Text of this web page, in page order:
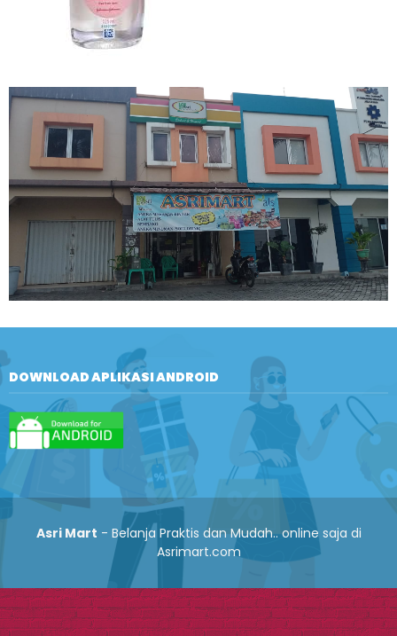
DOWNLOAD APLIKASI ANDROID
Asri Mart - Belanja Praktis dan Mudah.. online saja di
Asrimart.com